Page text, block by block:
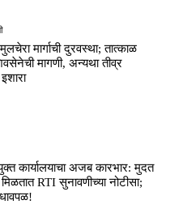
मार्गाची दुरवस्था; तात्काळ
मागणी, अन्यथा तीव्र
कार्यालयाचा अजब कारभार: मुदत
RTI सुनावणीच्या नोटीसा;